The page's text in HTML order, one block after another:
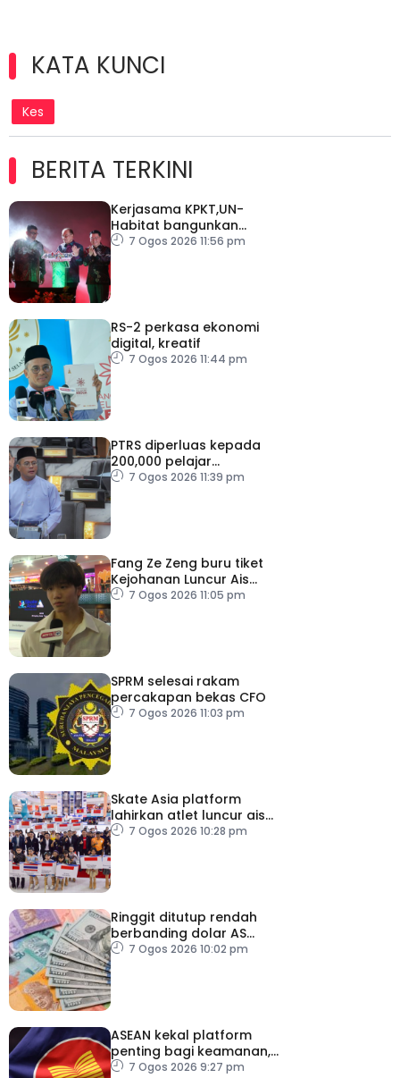
KATA KUNCI
Kes
BERITA TERKINI
Kerjasama KPKT,UN-
Habitat bangunkan
inisiatif My Public Space
7 Ogos 2026 11:56 pm
RS-2 perkasa ekonomi
digital, kreatif
7 Ogos 2026 11:44 pm
PTRS diperluas kepada
200,000 pelajar
menjelang 2030
7 Ogos 2026 11:39 pm
Fang Ze Zeng buru tiket
Kejohanan Luncur Ais
Dunia 2027
7 Ogos 2026 11:05 pm
SPRM selesai rakam
percakapan bekas CFO
7 Ogos 2026 11:03 pm
Skate Asia platform
lahirkan atlet luncur ais
negara
7 Ogos 2026 10:28 pm
Ringgit ditutup rendah
berbanding dolar AS
menjelang pengumuman
7 Ogos 2026 10:02 pm
ASEAN kekal platform
penting bagi keamanan,
kestabilan serantau –
7 Ogos 2026 9:27 pm